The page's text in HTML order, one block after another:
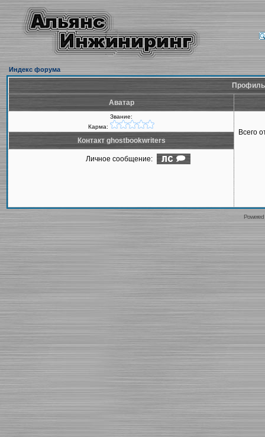
Индекс форума
Аватар
Звание:
Карма:
Всего
Контакт ghostbookwriters
Личное сообщение: